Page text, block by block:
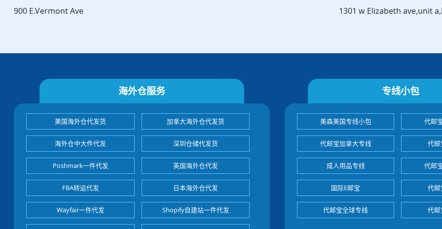
900 E.Vermont Ave 1301 w Elizabeth ave,unit
海外仓服务
美国海外仓代发货 加拿大海外仓代发货
海外仓中大件代发 深圳仓储代发货
Poshmark一件代发 英国海外仓代发
FBA转运代发 日本海外仓代发
Wayfair一件代发 Shopify自建站一件代发
专线小包
美森美国专线小包 代邮
代邮宝加拿大专线 代邮
成人用品专线 代邮
国际E邮宝 代邮
代邮宝全球专线 代邮